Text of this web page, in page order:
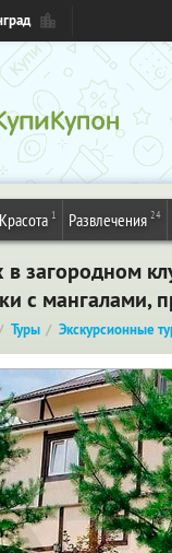
Красота 1 Развлечения 24
загородном
с мангалами,
Туры Экскурсионные